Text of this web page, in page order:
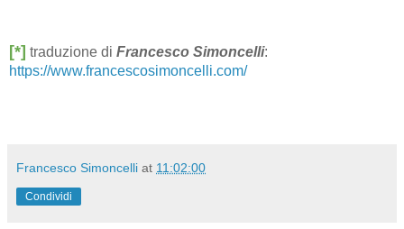
[*] traduzione di Francesco Simoncelli:
https://www.francescosimoncelli.com/
Francesco Simoncelli at 11:02:00
Condividi